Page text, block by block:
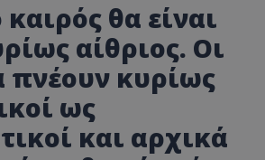
θα είναι
αίθριος. Οι
πνέουν κυρίως
ως
και αρχικά